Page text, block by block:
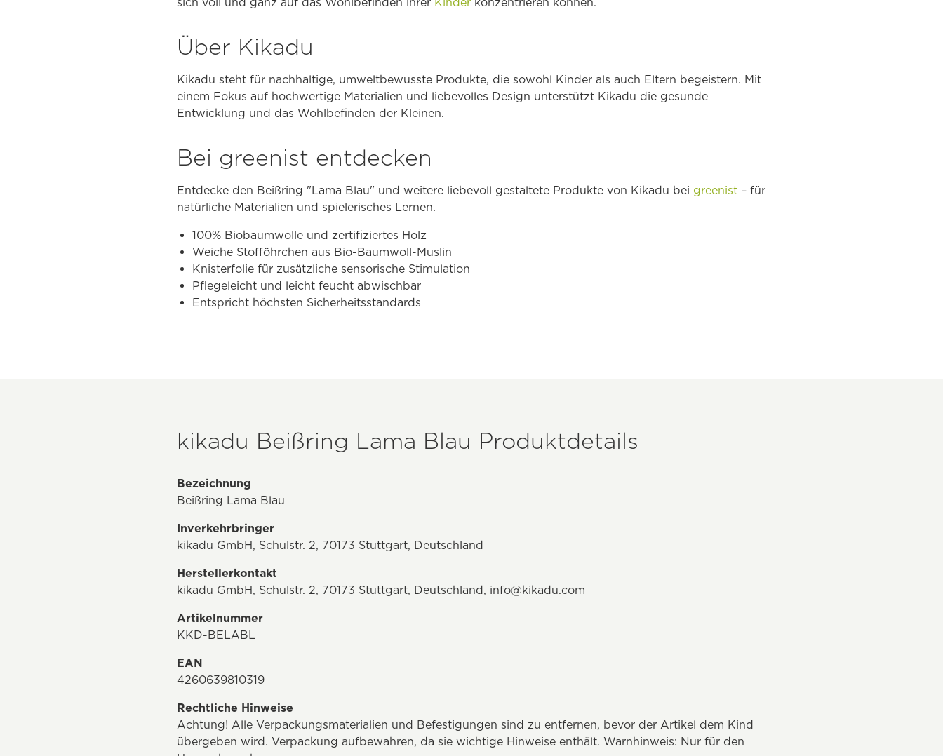
Über Kikadu
Kikadu steht für nachhaltige, umweltbewusste Produkte, die sowohl Kinder als auch Eltern begeistern. Mit
einem Fokus auf hochwertige Materialien und liebevolles Design unterstützt Kikadu die gesunde
Entwicklung und das Wohlbefinden der Kleinen.
Bei greenist entdecken
Entdecke den Beißring "Lama Blau" und weitere liebevoll gestaltete Produkte von Kikadu bei greenist – für
natürliche Materialien und spielerisches Lernen.
100% Biobaumwolle und zertifiziertes Holz
Weiche Stofföhrchen aus Bio-Baumwoll-Muslin
Knisterfolie für zusätzliche sensorische Stimulation
Pflegeleicht und leicht feucht abwischbar
Entspricht höchsten Sicherheitsstandards
kikadu Beißring Lama Blau Produktdetails
Bezeichnung
Beißring Lama Blau
Inverkehrbringer
kikadu GmbH, Schulstr. 2, 70173 Stuttgart, Deutschland
Herstellerkontakt
kikadu GmbH, Schulstr. 2, 70173 Stuttgart, Deutschland, info@kikadu.com
Artikelnummer
KKD-BELABL
EAN
4260639810319
Rechtliche Hinweise
Achtung! Alle Verpackungsmaterialien und Befestigungen sind zu entfernen, bevor der Artikel dem Kind
übergeben wird. Verpackung aufbewahren, da sie wichtige Hinweise enthält. Warnhinweis: Nur für den